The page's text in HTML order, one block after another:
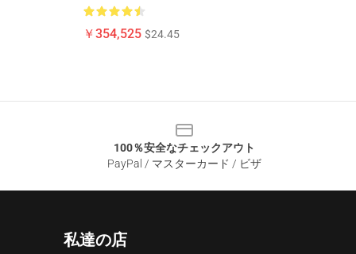
￥354,525 $24.45
100％安全なチェックアウト
PayPal / マスターカード / ビザ
私達の店